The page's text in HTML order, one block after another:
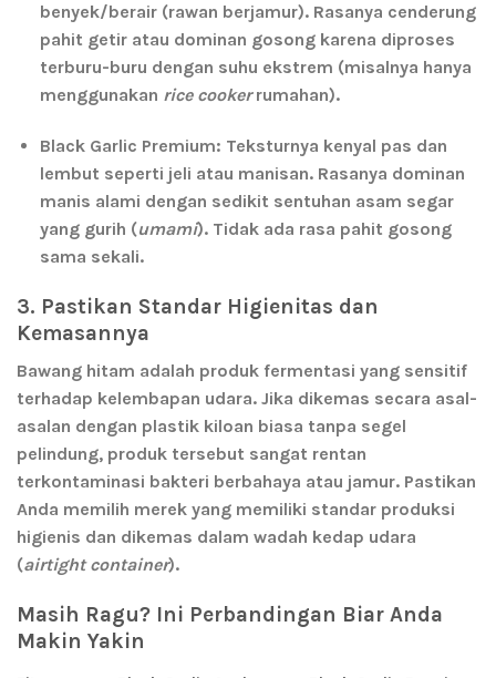
benyek/berair (rawan berjamur). Rasanya cenderung
pahit getir atau dominan gosong karena diproses
terburu-buru dengan suhu ekstrem (misalnya hanya
menggunakan rice cookerrumahan).
Black Garlic Premium: Teksturnya kenyal pas dan
lembut seperti jeli atau manisan. Rasanya dominan
manis alami dengan sedikit sentuhan asam segar
yang gurih (umami). Tidak ada rasa pahit gosong
sama sekali.
3. Pastikan Standar Higienitas dan
Kemasannya
Bawang hitam adalah produk fermentasi yang sensitif
terhadap kelembapan udara. Jika dikemas secara asal-
asalan dengan plastik kiloan biasa tanpa segel
pelindung, produk tersebut sangat rentan
terkontaminasi bakteri berbahaya atau jamur. Pastikan
Anda memilih merek yang memiliki standar produksi
higienis dan dikemas dalam wadah kedap udara
(airtight container).
Masih Ragu? Ini Perbandingan Biar Anda
Makin Yakin